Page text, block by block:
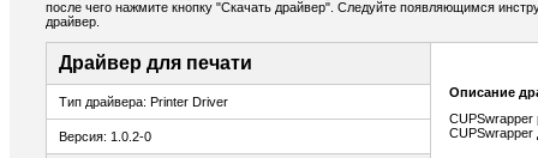
после чего нажмите кнопку "Скачать драйвер". Следуйте появляющимся
драйвер.
Драйвер для печати
Тип драйвера: Printer Driver
Версия: 1.0.2-0
Описание
CUPSwrapper
CUPSwrapper